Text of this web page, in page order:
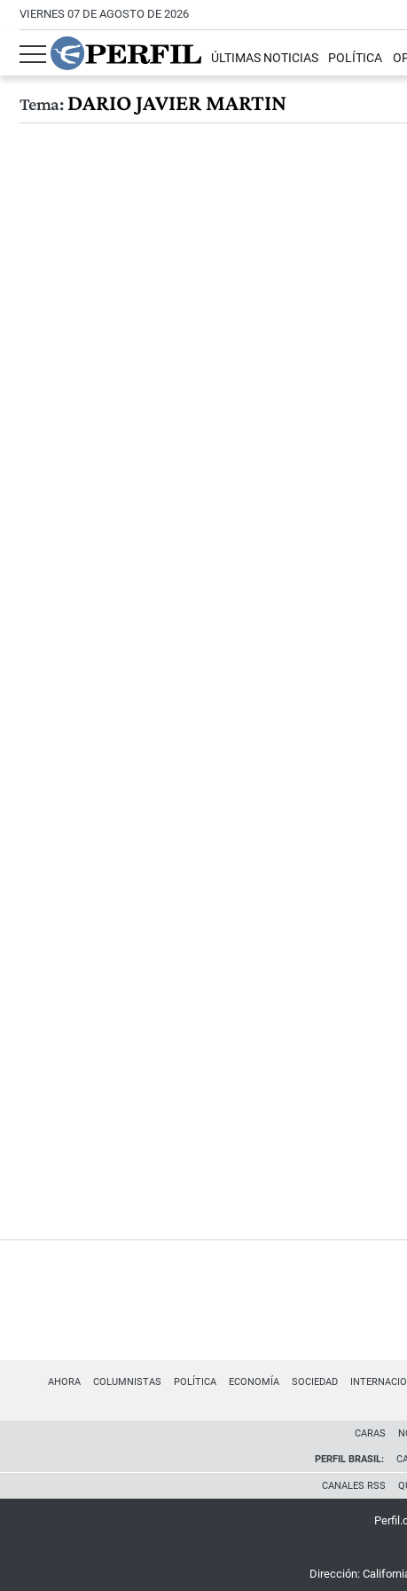
VIERNES 07 DE AGOSTO DE 2026
ÚLTIMAS NOTICIAS POLÍTICA
Tema:DARIO JAVIER MARTIN
AHORA COLUMNISTAS POLÍTICA ECONOMÍA SOCIEDAD
CARAS
PERFIL BRASIL:
CANALES RSS
Dirección: